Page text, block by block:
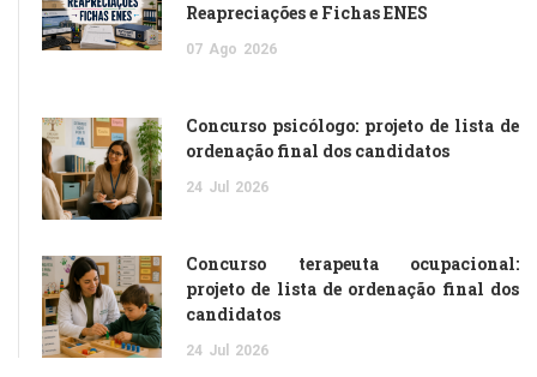
Reapreciações e Fichas ENES
07 Ago 2026
Concurso psicólogo: projeto de lista de
ordenação final dos candidatos
24 Jul 2026
Concurso terapeuta ocupacional:
projeto de lista de ordenação final dos
candidatos
24 Jul 2026